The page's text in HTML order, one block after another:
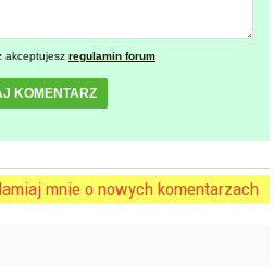
akceptujesz regulamin forum
KOMENTARZ
mnie o nowych komentarzach